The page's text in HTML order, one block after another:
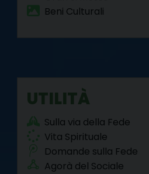
Beni Culturali
UTILITÀ
Sulla via della Fede
Vita Spirituale
Domande sulla Fede
Agorà del Sociale